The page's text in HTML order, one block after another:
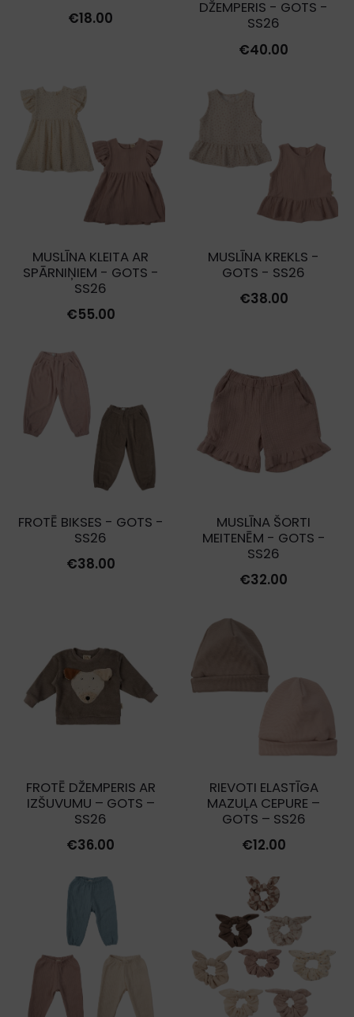
€18.00
DŽEMPERIS - GOTS -
SS26
€40.00
MUSLĪNA KLEITA AR
SPĀRNIŅIEM - GOTS -
SS26
€55.00
MUSLĪNA KREKLS -
GOTS - SS26
€38.00
FROTĒ BIKSES - GOTS -
SS26
€38.00
MUSLĪNA ŠORTI
MEITENĒM - GOTS -
SS26
€32.00
FROTĒ DŽEMPERIS AR
IZŠUVUMU – GOTS –
SS26
€36.00
RIEVOTI ELASTĪGA
MAZUĻA CEPURE –
GOTS – SS26
€12.00